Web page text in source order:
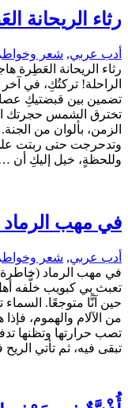
رثاء الريحانة
أدب عربي, شعر وخواطر
الراحلة! تركتُكِ، في
تضمين بين قبضتيكِ عصا
تخترق الشمس حجرتك
الزمن، بألوان من
وتدحرجت حتى ربتت
وللحظةٍ، خيل إليكِ أن
في مهب
أدب عربي, شعر وخواطر
تعبث بي كبويب خلَّفه
حين آنًّا متوجعًا.
من الآلام والهموم،
تصب حرارتها وتظنها
تبقى فيه، ثم تأتي